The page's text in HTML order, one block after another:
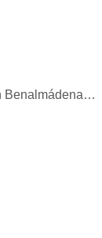
Benalmádena…